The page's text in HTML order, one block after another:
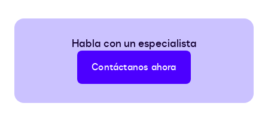
Habla con un especialista
Contáctanos ahora